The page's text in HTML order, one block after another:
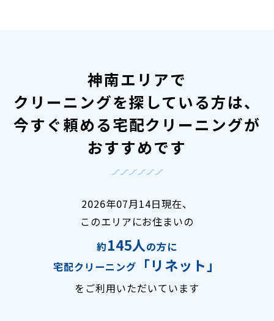
神南エリアで
クリーニングを探している方は、
今すぐ頼める宅配クリーニングが
おすすめです
2026年07月14日現在、
このエリアにお住まいの
約145人の方に
宅配クリーニング
「リネット」
をご利用いただいています